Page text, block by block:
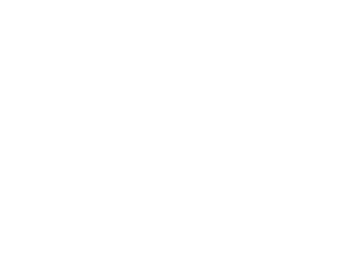
Vremenska napoved je